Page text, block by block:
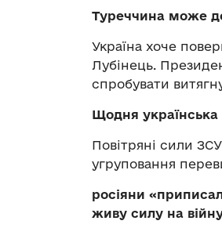
Туреччина може
Україна хоче
Лубінець.
спробувати
Щодня українська
Повітряні сили
угруповання
росіяни
живу силу на війну